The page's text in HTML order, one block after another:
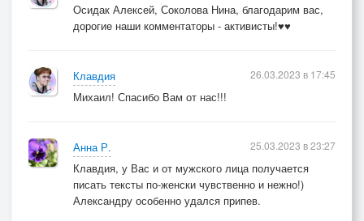
Осидак Алексей, Соколова Нина, благодарим вас,
дорогие наши комментаторы - активисты!♥♥
Клавдия
Михаил! Спасибо Вам от нас!!!
26.03.2023 в 17:45
Анна Р.
Клавдия, у Вас и от мужского лица получается
писать тексты по-женски чувственно и нежно!)
Александру особенно удался припев.
25.03.2023 в 23:27